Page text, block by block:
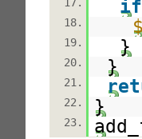
17. if
18.
19. }
20. }
21.
22. }
23.